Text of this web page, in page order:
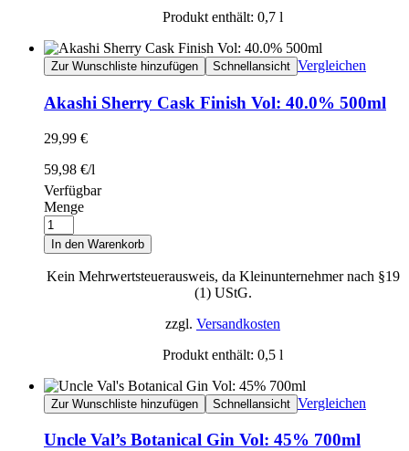
Produkt enthält: 0,7 l
Zur Wunschliste hinzufügen Schnellansicht Vergleichen
Akashi Sherry Cask Finish Vol: 40.0% 500ml
29,99 €
59,98 €/l
Verfügbar
Menge
In den Warenkorb
Kein Mehrwertsteuerausweis, da Kleinunternehmer nach §19
(1) UStG.
zzgl. Versandkosten
Produkt enthält: 0,5 l
Zur Wunschliste hinzufügen Schnellansicht Vergleichen
Uncle Val’s Botanical Gin Vol: 45% 700ml